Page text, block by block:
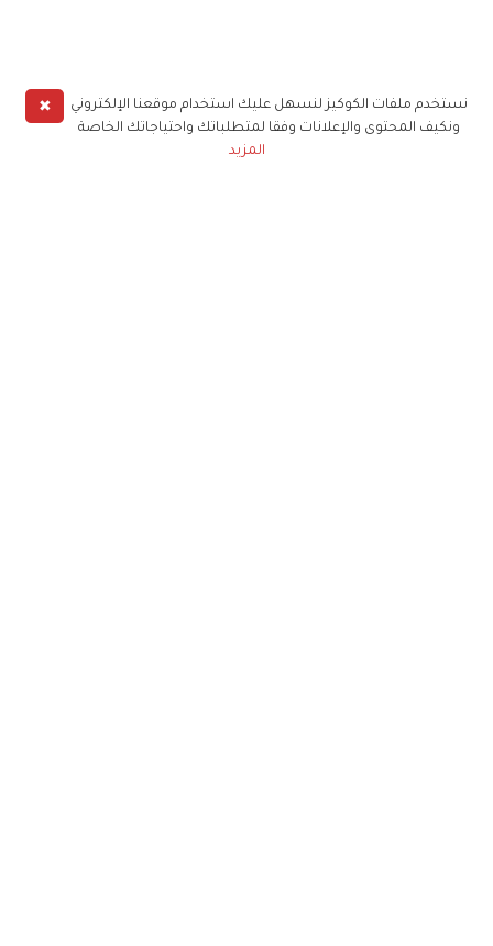
✖
نستخدم ملفات الكوكيز لنسهل عليك استخدام موقعنا الإلكتروني
ونكيف المحتوى والإعلانات وفقا لمتطلباتك واحتياجاتك الخاصة
المزيد